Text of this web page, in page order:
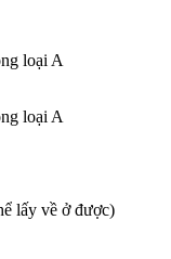
loại A
loại A
lấy về ở được)